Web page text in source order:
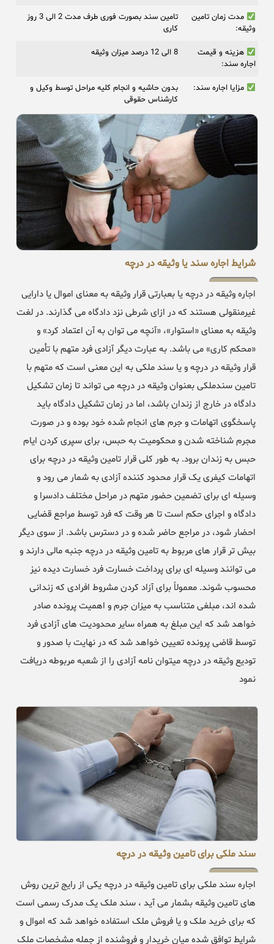
مدت زمان تامین
وثیقه:
تامین سند بصورت فوری طرف مدت 2 الی 3 روز
کاری
هزینه و قیمت
اجاره سند:
8 الی 12 درصد میزان وثیقه
مزایا اجاره سند:
بدون حاشیه و انجام کلیه مراحل توسط وکیل و
کارشناس حقوقی
شرایط اجاره سند یا وثیقه در درچه
اجاره وثیقه در درچه یا بعبارتی قرار وثیقه به معنای اموال یا دارایی
غیرمنقولی هستند که در ازای شرطی نزد دادگاه می گذارند. در لغت
وثیقه به معنای «استوار»، «آنچه می توان به آن اعتماد کرد» و
«محکم کاری» می باشد. به عبارت دیگر آزادی فرد متهم با تأمین
قرار وثیقه در درچه و یا سند ملکی به این معنی است که متهم با
تامین سندملکی بعنوان وثیقه در درچه می تواند تا زمان تشکیل
دادگاه در خارج از زندان باشد، اما در زمان تشکیل دادگاه باید
پاسخگوی اتهامات و جرم های انجام شده خود بوده و در صورت
مجرم شناخته شدن و محکومیت به حبس، برای سپری کردن ایام
حبس به زندان برود. به طور کلی قرار تامین وثیقه در درچه برای
اتهامات کیفری یک قرار محدود کننده آزادی به شمار می رود و
وسیله ای برای تضمین حضور متهم در مراحل مختلف دادسرا و
دادگاه و اجرای حکم است تا هر وقت که فرد توسط مراجع قضایی
احضار شود، در مراجع حاضر شده و در دسترس باشد. از سوی دیگر
بیش تر قرار های مربوط به تامین وثیقه در درچه جنبه مالی دارند و
می توانند وسیله ای برای پرداخت خسارت فرد خسارت دیده نیز
محسوب شوند. معمولاً برای آزاد کردن مشروط افرادی که زندانی
شده اند، مبلغی متناسب به میزان جرم و اهمیت پرونده صادر
خواهد شد که این مبلغ به همراه سایر محدودیت های آزادی فرد
توسط قاضی پرونده تعیین خواهد شد که در نهایت با صدور و
تودیع وثیقه در درچه میتوان نامه آزادی را از شعبه مربوطه دریافت
نمود
سند ملکی برای تامین وثیقه در درچه
اجاره سند ملکی برای تامین وثیقه در درچه یکی از رایج ترین روش
های تامین وثیقه بشمار می آید ، سند ملک یک مدرک رسمی است
که برای خرید ملک و یا فروش ملک استفاده خواهد شد که اموال و
شرایط توافق شده میان خریدار و فروشنده از جمله مشخصات ملک